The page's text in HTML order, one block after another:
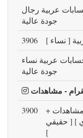
عربية رجال
جودة عالية
3906
[ نساء ]
عربية نساء
جودة عالية
- مشاهدات
3900
مشاهدات +
] [ حقيقي
]